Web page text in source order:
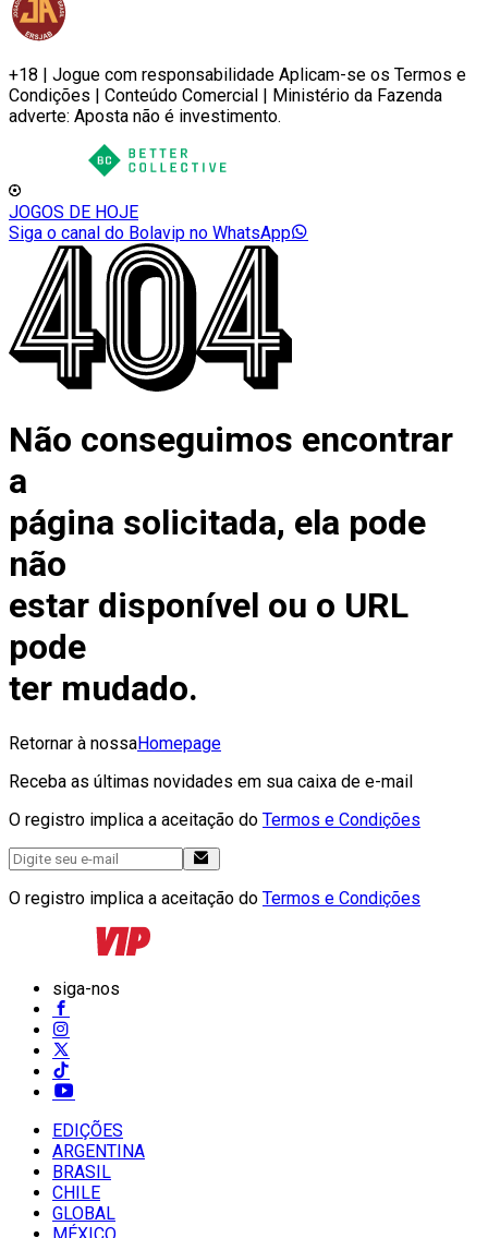
+18 | Jogue com responsabilidade Aplicam-se os Termos e
Condições | Conteúdo Comercial | Ministério da Fazenda
adverte: Aposta não é investimento.
JOGOS DE HOJE
Siga o canal do Bolavip no WhatsApp
Não conseguimos encontrar
a
página solicitada, ela pode
não
estar disponível ou o URL
pode
ter mudado.
Retornar à nossaHomepage
Receba as últimas novidades em sua caixa de e-mail
O registro implica a aceitação do Termos e Condições
O registro implica a aceitação do Termos e Condições
siga-nos
EDIÇÕES
ARGENTINA
BRASIL
CHILE
GLOBAL